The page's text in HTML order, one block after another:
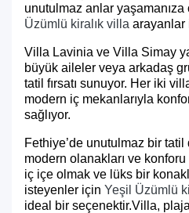
unutulmaz anlar yaşamanıza
Üzümlü kiralık villa arayanlar
Villa Lavinia ve Villa Simay
büyük aileler veya arkadaş
tatil fırsatı sunuyor. Her iki
modern iç mekanlarıyla
sağlıyor.
Fethiye’de unutulmaz bir
modern olanakları ve
iç içe olmak ve lüks bir
isteyenler için Yeşil Üzümlü
ideal bir seçenektir.Villa,